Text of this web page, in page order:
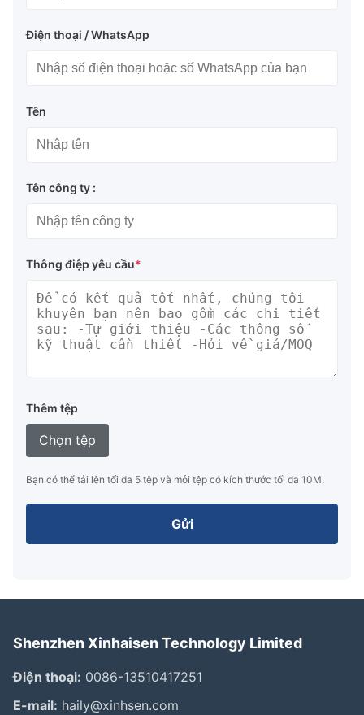
Điện thoại / WhatsApp
Tên
Tên công ty :
Thông điệp yêu cầu*
Thêm tệp
Chọn tệp
Bạn có thể tải lên tối đa 5 tệp và mỗi tệp có kích thước tối đa 10M.
Gửi
Shenzhen Xinhaisen Technology Limited
Điện thoại: 0086-13510417251
E-mail: haily@xinhsen.com